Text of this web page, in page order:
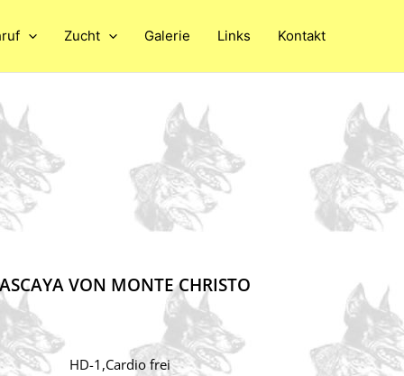
Zucht Galerie Links Kontakt
VON MONTE CHRISTO
HD-1,Cardio frei